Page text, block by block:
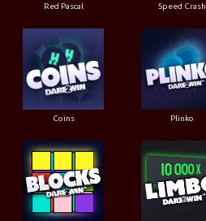
Red Pascal Speed Crash
Coins Plinko